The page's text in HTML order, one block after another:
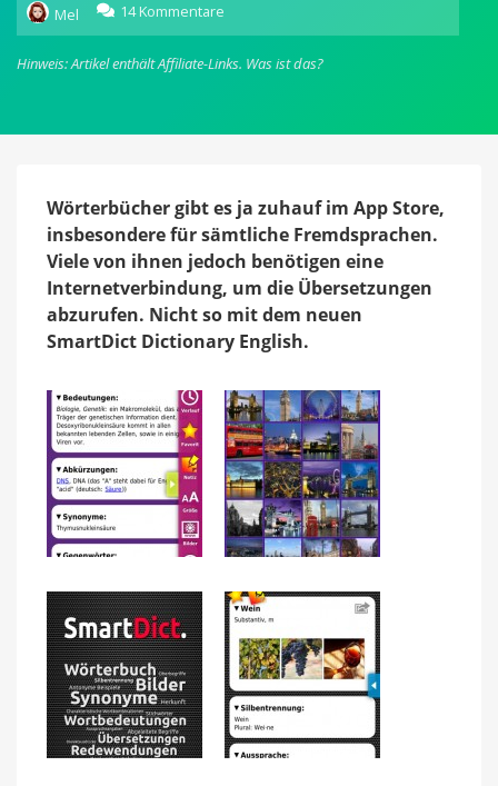
Mel
14 Kommentare
Neuerscheinung
für
Sprachenfreunde:
English
Hinweis: Artikel enthält Affiliate-Links. Was ist das?
Wörterbücher gibt es ja zuhauf im App Store,
insbesondere für sämtliche Fremdsprachen.
Viele von ihnen jedoch benötigen eine
Internetverbindung, um die Übersetzungen
abzurufen. Nicht so mit dem neuen
SmartDict Dictionary English.